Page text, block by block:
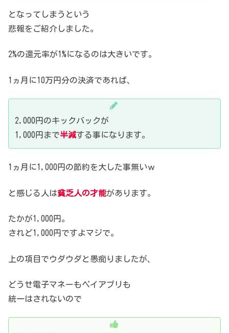
となってしまうという
悲報をご紹介しました。
2%の還元率が1%になるのは大きいです。
1ヵ月に10万円分の決済であれば、
2,000円のキックバックが
1,000円まで半減する事になります。
1ヵ月に1,000円の節約を大した事無いｗ
と感じる人は貧乏人の才能があります。
たかが1,000円。
されど1,000円ですよマジで。
上の項目でウダウダと愚痴りましたが、
どうせ電子マネーもペイアプリも
統一はされないので